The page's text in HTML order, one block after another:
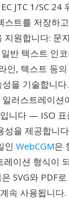
JTC 1/SC
스트를 저장하
지원합니다: 문
반 텍스트 인
인, 텍스트 등
을 기술합니
러스트레이
니다 — ISO
성을 제공합니
인 WebCGM은
이션 형식이
SVG와 PDF
속 사용됩니다.